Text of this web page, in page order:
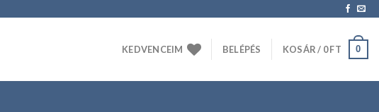
KEDVENCEIM BELÉPÉS KOSÁR / 0FT 0